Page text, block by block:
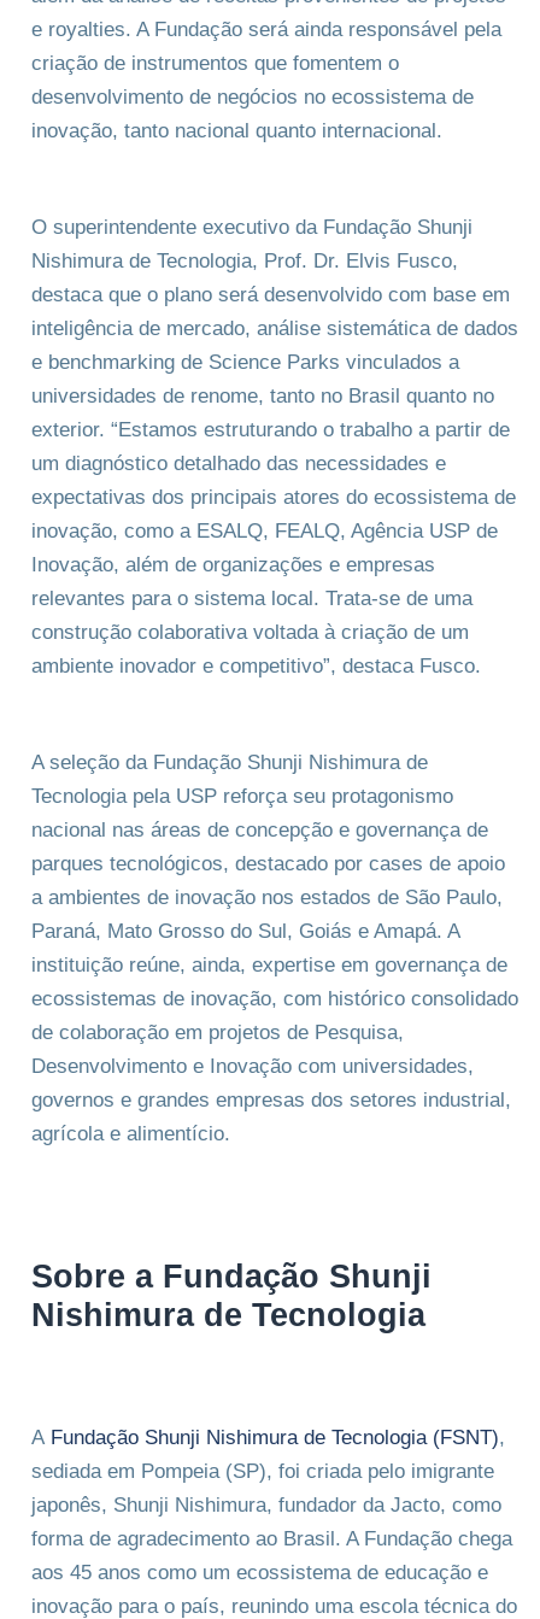
e royalties. A Fundação será ainda responsável pela
criação de instrumentos que fomentem o
desenvolvimento de negócios no ecossistema de
inovação, tanto nacional quanto internacional.
O superintendente executivo da Fundação Shunji
Nishimura de Tecnologia, Prof. Dr. Elvis Fusco,
destaca que o plano será desenvolvido com base em
inteligência de mercado, análise sistemática de dados
e benchmarking de Science Parks vinculados a
universidades de renome, tanto no Brasil quanto no
exterior. “Estamos estruturando o trabalho a partir de
um diagnóstico detalhado das necessidades e
expectativas dos principais atores do ecossistema de
inovação, como a ESALQ, FEALQ, Agência USP de
Inovação, além de organizações e empresas
relevantes para o sistema local. Trata-se de uma
construção colaborativa voltada à criação de um
ambiente inovador e competitivo”, destaca Fusco.
A seleção da Fundação Shunji Nishimura de
Tecnologia pela USP reforça seu protagonismo
nacional nas áreas de concepção e governança de
parques tecnológicos, destacado por cases de apoio
a ambientes de inovação nos estados de São Paulo,
Paraná, Mato Grosso do Sul, Goiás e Amapá. A
instituição reúne, ainda, expertise em governança de
ecossistemas de inovação, com histórico consolidado
de colaboração em projetos de Pesquisa,
Desenvolvimento e Inovação com universidades,
governos e grandes empresas dos setores industrial,
agrícola e alimentício.
Sobre a Fundação Shunji
Nishimura de Tecnologia
A Fundação Shunji Nishimura de Tecnologia (FSNT),
sediada em Pompeia (SP), foi criada pelo imigrante
japonês, Shunji Nishimura, fundador da Jacto, como
forma de agradecimento ao Brasil. A Fundação chega
aos 45 anos como um ecossistema de educação e
inovação para o país, reunindo uma escola técnica do